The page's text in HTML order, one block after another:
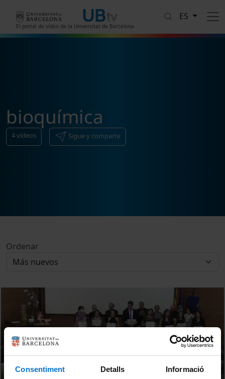
Consentiment Detalls Informació
El portal de vídeo de la Universitat de Barcelona
ES
bioquímica
4vídeos Sigue y comparte
Ordenar